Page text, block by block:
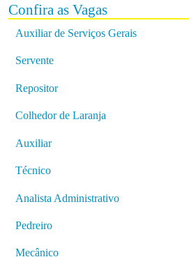
Confira as Vagas
Auxiliar de Serviços Gerais
Servente
Repositor
Colhedor de Laranja
Auxiliar
Técnico
Analista Administrativo
Pedreiro
Mecânico